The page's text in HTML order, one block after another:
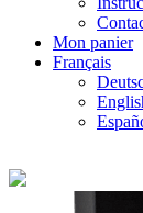
Mon panier
Français